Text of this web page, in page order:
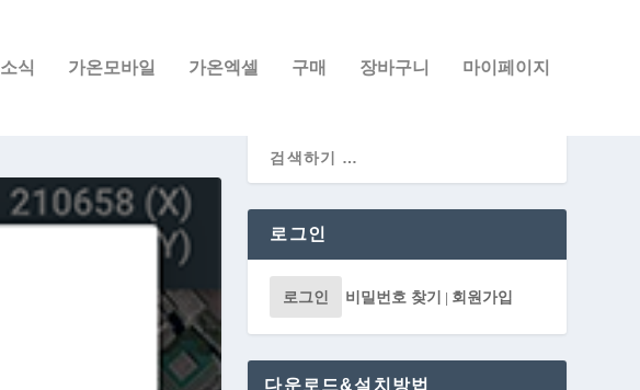
소식 가온모바일 가온엑셀 구매 장바구니 마이페이지
로그인
로그인 비밀번호 찾기 | 회원가입
다운로드&설치방법